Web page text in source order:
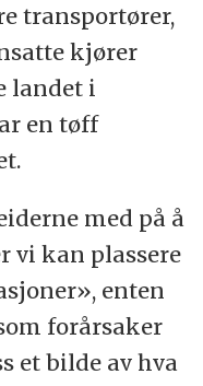
transportører,
kjører
landet i
en tøff
med på å
vi kan plassere
enten
forårsaker
et bilde av hva